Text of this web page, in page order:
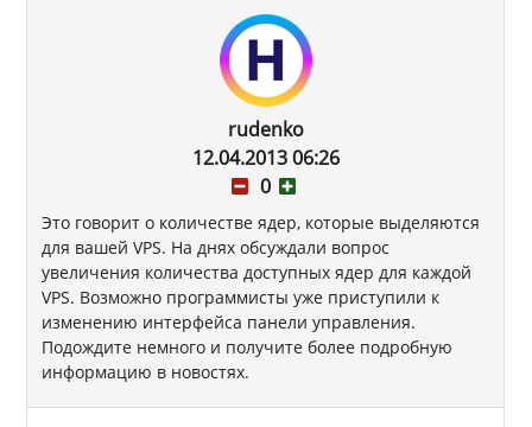
rudenko
12.04.2013 06:26
0
Это говорит о количестве ядер, которые выделяются
для вашей VPS. На днях обсуждали вопрос
увеличения количества доступных ядер для каждой
VPS. Возможно программисты уже приступили к
изменению интерфейса панели управления.
Подождите немного и получите более подробную
информацию в новостях.